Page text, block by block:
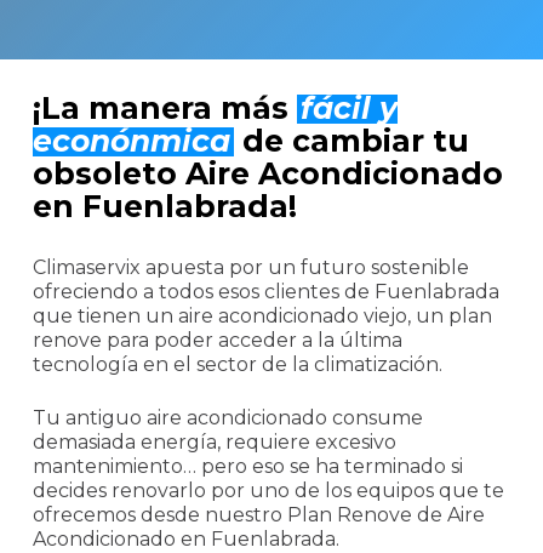
¡La manera más fácil y
econónmica de cambiar tu
obsoleto Aire Acondicionado
en Fuenlabrada!
Climaservix apuesta por un futuro sostenible
ofreciendo a todos esos clientes de Fuenlabrada
que tienen un aire acondicionado viejo, un plan
renove para poder acceder a la última
tecnología en el sector de la climatización.
Tu antiguo aire acondicionado consume
demasiada energía, requiere excesivo
mantenimiento… pero eso se ha terminado si
decides renovarlo por uno de los equipos que te
ofrecemos desde nuestro Plan Renove de Aire
Acondicionado en Fuenlabrada.